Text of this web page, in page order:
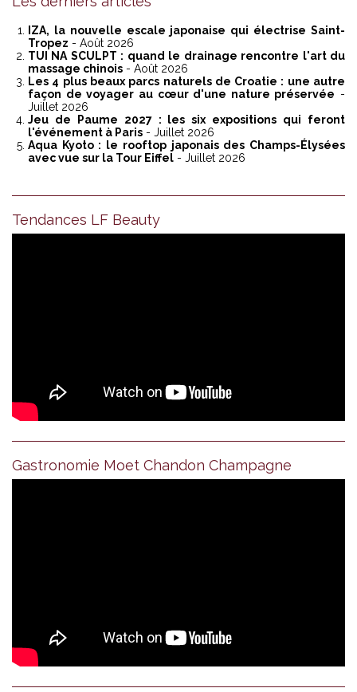
IZA, la nouvelle escale japonaise qui électrise Saint-
Tropez - Août 2026
TUI NA SCULPT : quand le drainage rencontre l'art du
massage chinois - Août 2026
Les 4 plus beaux parcs naturels de Croatie : une autre
façon de voyager au cœur d'une nature préservée -
Juillet 2026
Jeu de Paume 2027 : les six expositions qui feront
l'événement à Paris - Juillet 2026
Aqua Kyoto : le rooftop japonais des Champs-Élysées
avec vue sur la Tour Eiffel - Juillet 2026
Tendances LF Beauty
Gastronomie Moet Chandon Champagne